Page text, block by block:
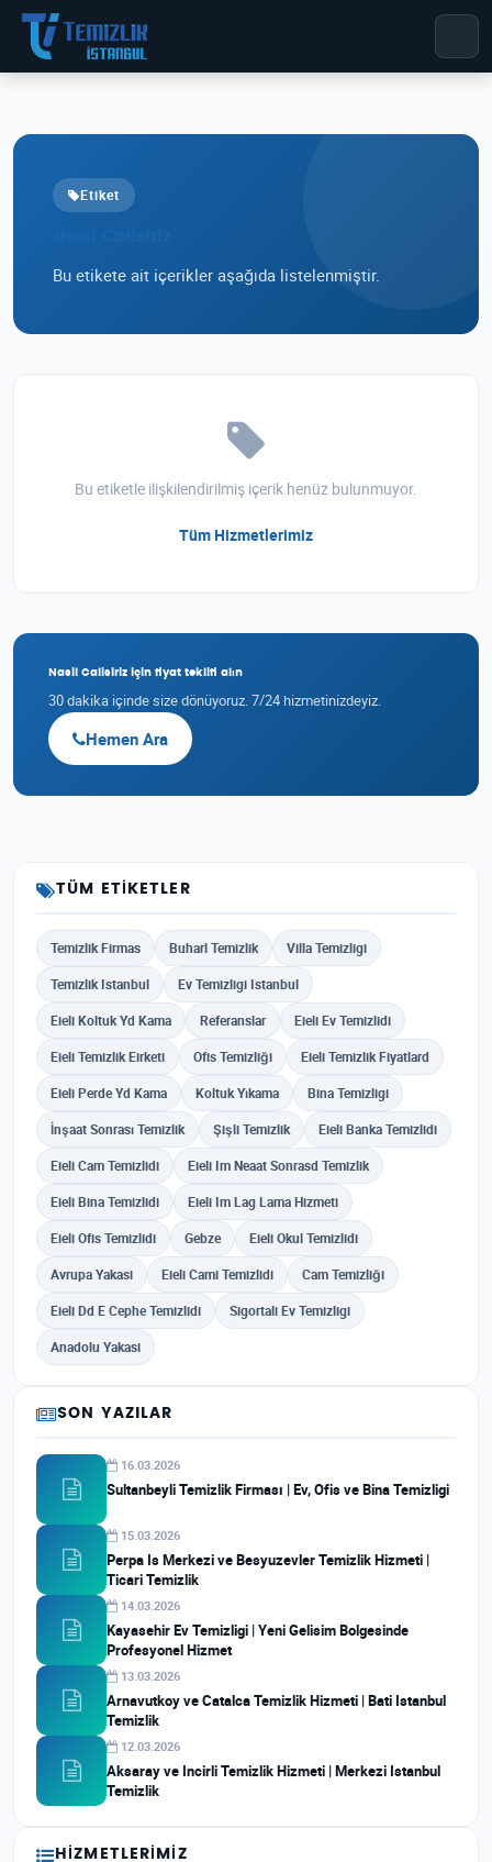
Etiket
Bu etikete ait içerikler aşağıda listelenmiştir.
Bu etiketle ilişkilendirilmiş içerik henüz bulunmuyor.
Tüm Hizmetlerimiz
Nasil Calisiriz için fiyat teklifi alın
30 dakika içinde size dönüyoruz. 7/24 hizmetinizdeyiz.
Hemen Ara
TÜM ETIKETLER
Temizlik Firmas Buharl Temizlik Villa Temizligi
Temizlik Istanbul Ev Temizligi Istanbul
Eieli Koltuk Yd Kama Referanslar Eieli Ev Temizlidi
Eieli Temizlik Eirketi Ofis Temizliği Eieli Temizlik Fiyatlard
Eieli Perde Yd Kama Koltuk Yıkama Bina Temizligi
İnşaat Sonrası Temizlik Şişli Temizlik Eieli Banka Temizlidi
Eieli Cam Temizlidi Eieli Im Neaat Sonrasd Temizlik
Eieli Bina Temizlidi Eieli Im Lag Lama Hizmeti
Eieli Ofis Temizlidi Gebze Eieli Okul Temizlidi
Avrupa Yakasi Eieli Cami Temizlidi Cam Temizliği
Eieli Dd E Cephe Temizlidi Sigortali Ev Temizligi
Anadolu Yakasi
SON YAZILAR
16.03.2026
Sultanbeyli Temizlik Firması | Ev, Ofis ve Bina Temizligi
15.03.2026
Perpa Is Merkezi ve Besyuzevler Temizlik Hizmeti |
Ticari Temizlik
14.03.2026
Kayasehir Ev Temizligi | Yeni Gelisim Bolgesinde
Profesyonel Hizmet
13.03.2026
Arnavutkoy ve Catalca Temizlik Hizmeti | Bati Istanbul
Temizlik
12.03.2026
Aksaray ve Incirli Temizlik Hizmeti | Merkezi Istanbul
Temizlik
HIZMETLERIMIZ